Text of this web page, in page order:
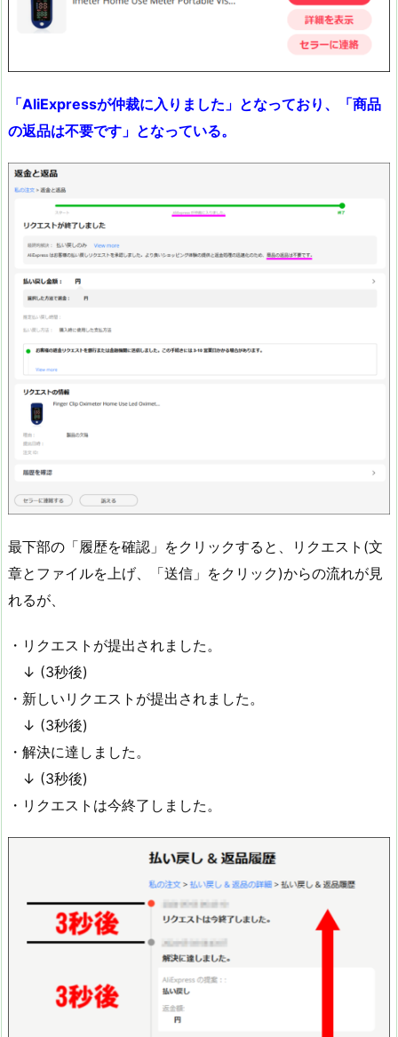
「AliExpressが仲裁に入りました」となっており、「商品
の返品は不要です」となっている。
最下部の「履歴を確認」をクリックすると、リクエスト(文
章とファイルを上げ、「送信」をクリック)からの流れが見
れるが、
・リクエストが提出されました。
↓ (3秒後)
・新しいリクエストが提出されました。
↓ (3秒後)
・解決に達しました。
↓ (3秒後)
・リクエストは今終了しました。